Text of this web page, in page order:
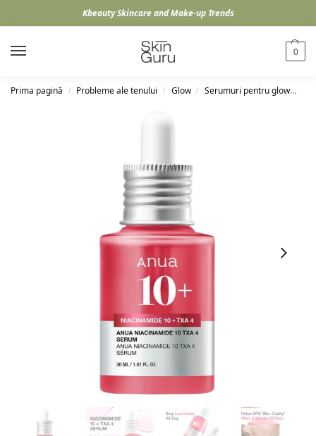
Kbeauty Skincare and Make-up Trends
0
Prima pagină / Probleme ale tenului / Glow / Serumuri pentru glow